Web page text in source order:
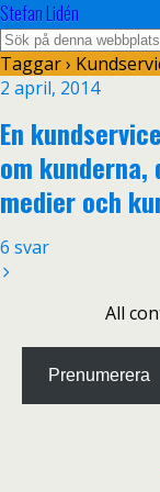
Stefan Lidén
Taggar ›
2 april, 2014
En
om kunderna,
medier och
6 svar
All
Prenumerera